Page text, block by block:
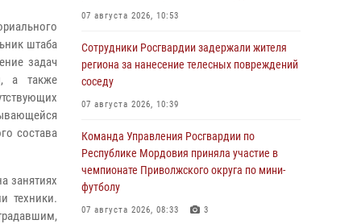
штаба
задач
а также
состава
занятиях
техники.
07 августа 2026, 10:53
Сотрудники Росгвардии задержали жителя
региона за нанесение телесных повреждений
соседу
07 августа 2026, 10:39
Команда Управления Росгвардии по
Республике Мордовия приняла участие в
чемпионате Приволжского округа по мини-
футболу
07 августа 2026, 08:33 3